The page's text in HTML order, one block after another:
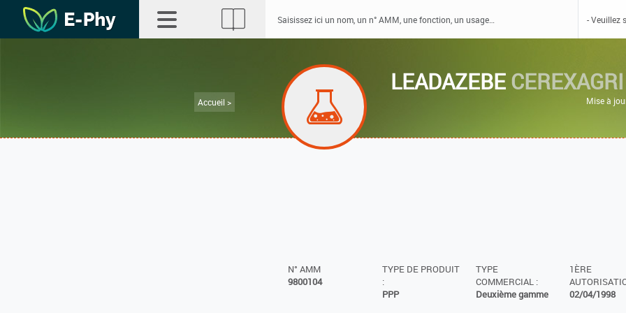
Accueil >
LEADAZEBE
Mise à
N° AMM
9800104
TYPE DE PRODUIT
:
PPP
TYPE
COMMERCIAL :
Deuxième gamme
1ÈRE
02/04/1998